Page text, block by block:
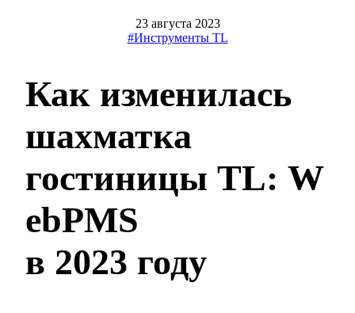
23 августа 2023
#Инструменты TL
Как изменилась
шахматка
гостиницы TL: W
ebPMS
в 2023 году